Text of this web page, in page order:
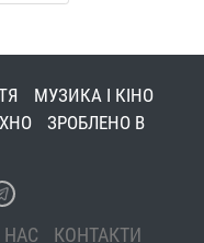
МУЗИКА І КІНО
ЗРОБЛЕНО В
НАС КОНТАКТИ